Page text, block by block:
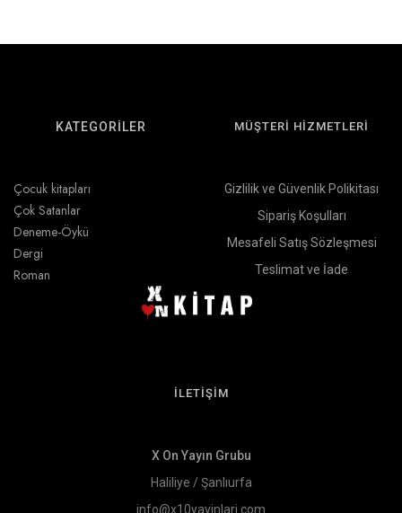
KATEGORİLER
Çocuk kitapları
Çok Satanlar
Deneme-Öykü
Dergi
Roman
MÜŞTERİ HİZMETLERİ
Gizlilik ve Güvenlik Polikitası
Sipariş Koşulları
Mesafeli Satış Sözleşmesi
Teslimat ve İade
İLETİŞİM
X On Yayın Grubu
Haliliye / Şanlıurfa
info@x10yayinlari.com